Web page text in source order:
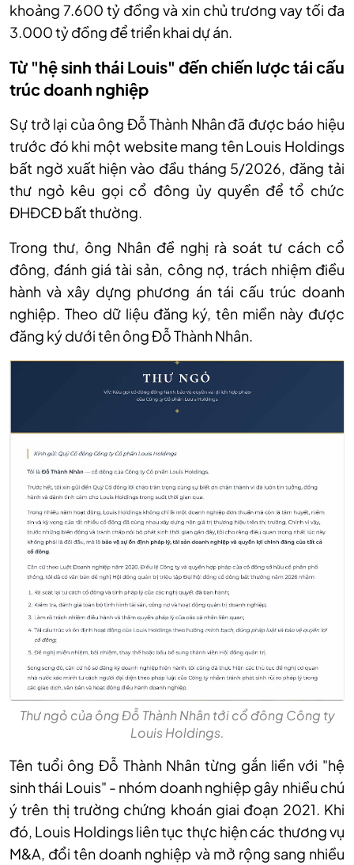
khoảng 7.600 tỷ đồng và xin chủ trương vay tối đa
3.000 tỷ đồng để triển khai dự án.
Từ "hệ sinh thái Louis" đến chiến lược tái cấu
trúc doanh nghiệp
Sự trở lại của ông Đỗ Thành Nhân đã được báo hiệu
trước đó khi một website mang tên Louis Holdings
bất ngờ xuất hiện vào đầu tháng 5/2026, đăng tải
thư ngỏ kêu gọi cổ đông ủy quyền để tổ chức
ĐHĐCĐ bất thường.
Trong thư, ông Nhân đề nghị rà soát tư cách cổ
đông, đánh giá tài sản, công nợ, trách nhiệm điều
hành và xây dựng phương án tái cấu trúc doanh
nghiệp. Theo dữ liệu đăng ký, tên miền này được
đăng ký dưới tên ông Đỗ Thành Nhân.
Thư ngỏ của ông Đỗ Thành Nhân tới cổ đông Công ty
Louis Holdings.
Tên tuổi ông Đỗ Thành Nhân từng gắn liền với "hệ
sinh thái Louis" - nhóm doanh nghiệp gây nhiều chú
ý trên thị trường chứng khoán giai đoạn 2021. Khi
đó, Louis Holdings liên tục thực hiện các thương vụ
M&A, đổi tên doanh nghiệp và mở rộng sang nhiều